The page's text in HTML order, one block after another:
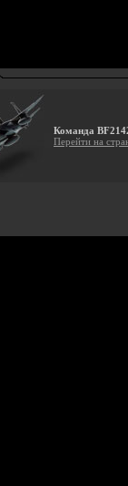
Команда
Перейти на